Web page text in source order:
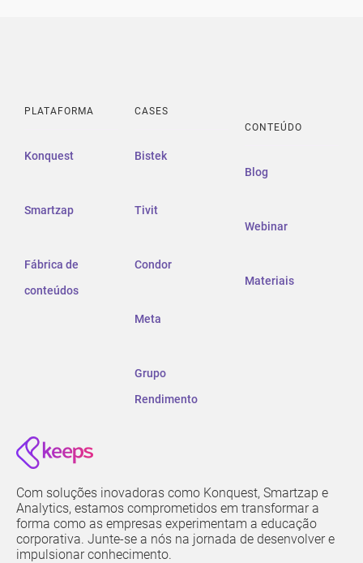
PLATAFORMA
Konquest
Smartzap
Fábrica de
conteúdos
CASES
Bistek
Tivit
Condor
Meta
Grupo
Rendimento
CONTEÚDO
Blog
Webinar
Materiais
Com soluções inovadoras como Konquest, Smartzap e
Analytics, estamos comprometidos em transformar a
forma como as empresas experimentam a educação
corporativa. Junte-se a nós na jornada de desenvolver e
impulsionar conhecimento.